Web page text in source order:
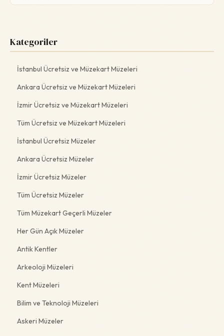
Kategoriler
İstanbul Ücretsiz ve Müzekart Müzeleri
Ankara Ücretsiz ve Müzekart Müzeleri
İzmir Ücretsiz ve Müzekart Müzeleri
Tüm Ücretsiz ve Müzekart Müzeleri
İstanbul Ücretsiz Müzeler
Ankara Ücretsiz Müzeler
İzmir Ücretsiz Müzeler
Tüm Ücretsiz Müzeler
Tüm Müzekart Geçerli Müzeler
Her Gün Açık Müzeler
Antik Kentler
Arkeoloji Müzeleri
Kent Müzeleri
Bilim ve Teknoloji Müzeleri
Askeri Müzeler